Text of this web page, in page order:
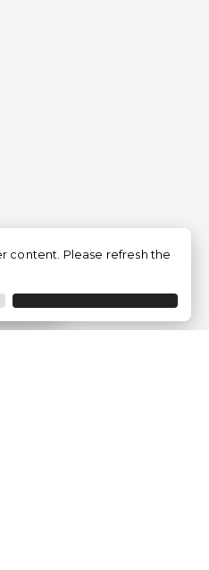
content. Please refresh the